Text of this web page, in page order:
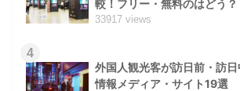
較！フリー・無料のはどう？
33917 views
4
外国人観光客が訪日前・訪
情報メディア・サイト19選